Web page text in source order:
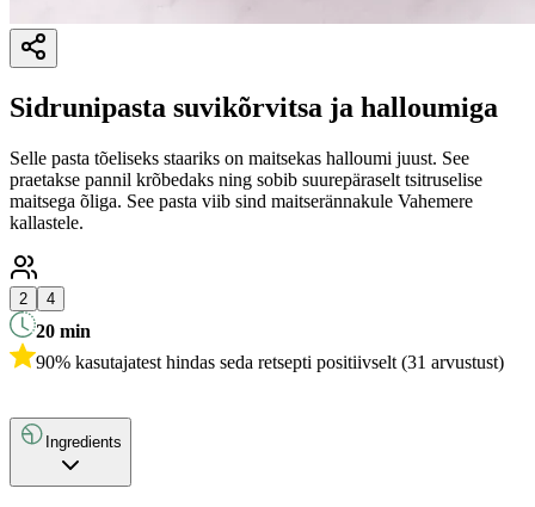
Sidrunipasta suvikõrvitsa ja halloumiga
Selle pasta tõeliseks staariks on maitsekas halloumi juust. See
praetakse pannil krõbedaks ning sobib suurepäraselt tsitruselise
maitsega õliga. See pasta viib sind maitserännakule Vahemere
kallastele.
2 4
20 min
90% kasutajatest hindas seda retsepti positiivselt (31 arvustust)
Ingredients